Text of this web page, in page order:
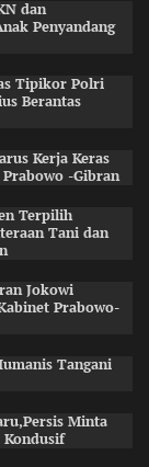
dan
Penyandang
Tipikor Polri
Berantas
Kerja Keras
-Gibran
Terpilih
Tani dan
Jokowi
Prabowo-
Tangani
Minta
Kondusif